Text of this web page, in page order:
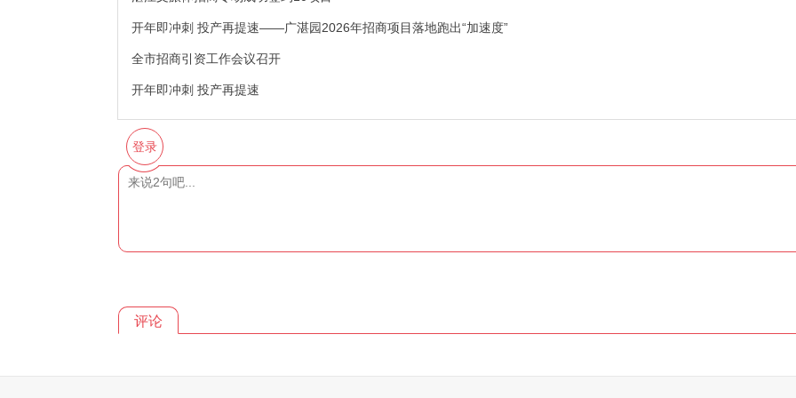
开年即冲刺 投产再提速——广湛园2026年招商项目落地跑出“加速度”
全市招商引资工作会议召开
开年即冲刺 投产再提速
登录
评论